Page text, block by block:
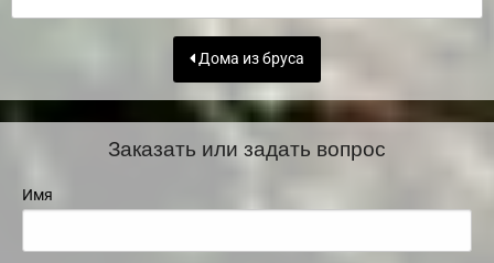
Дома из бруса
Заказать или задать вопрос
Имя